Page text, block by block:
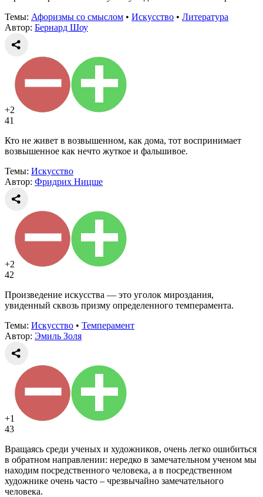
Темы: Афоризмы со смыслом • Искусство • Литература
Автор: Бернард Шоу
+2
41
Кто не живет в возвышенном, как дома, тот воспринимает
возвышенное как нечто жуткое и фальшивое.
Темы: Искусство
Автор: Фридрих Ницше
+2
42
Произведение искусства — это уголок мироздания,
увиденный сквозь призму определенного темперамента.
Темы: Искусство • Темперамент
Автор: Эмиль Золя
+1
43
Вращаясь среди ученых и художников, очень легко ошибиться
в обратном направлении: нередко в замечательном ученом мы
находим посредственного человека, а в посредственном
художнике очень часто – чрезвычайно замечательного
человека.